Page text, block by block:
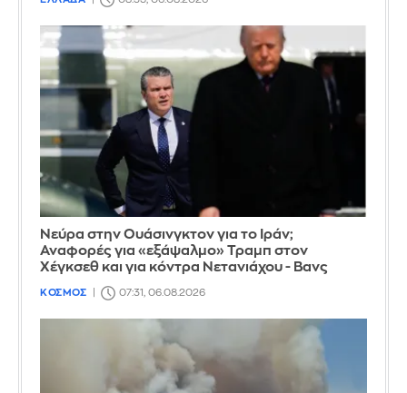
Νεύρα στην Ουάσινγκτον για το Ιράν;
Αναφορές για «εξάψαλμο» Τραμπ στον
Χέγκσεθ και για κόντρα Νετανιάχου - Βανς
ΚΟΣΜΟΣ 07:31, 06.08.2026